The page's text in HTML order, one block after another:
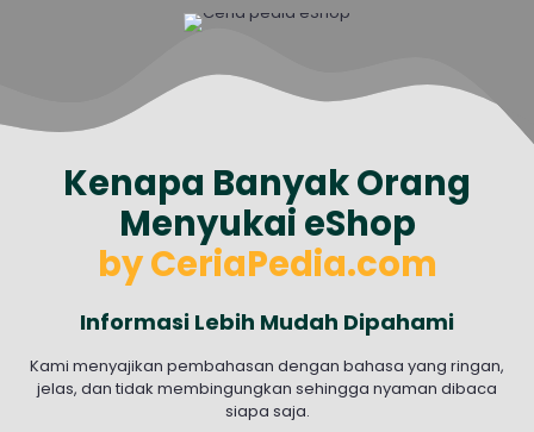
Kenapa Banyak Orang
Menyukai eShop
by CeriaPedia.com
Informasi Lebih Mudah Dipahami
Kami menyajikan pembahasan dengan bahasa yang ringan,
jelas, dan tidak membingungkan sehingga nyaman dibaca
siapa saja.